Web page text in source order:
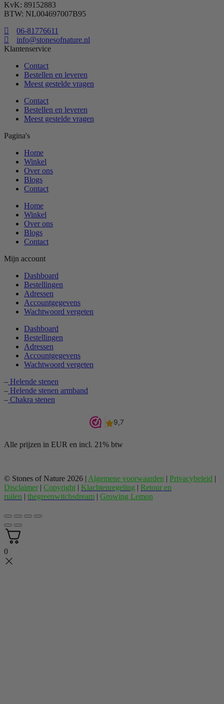
KvK: 89152883
BTW: NL004697007B95
06-81776611
info@stonesofnature.nl
Klantenservice
Contact
Bestellen en leveren
Meest gestelde vragen
Contact
Bestellen en leveren
Meest gestelde vragen
Pagina's
Home
Winkel
Over ons
Blogs
Contact
Home
Winkel
Over ons
Blogs
Contact
Mijn account
Dashboard
Bestellingen
Adressen
Accountgegevens
Wachtwoord vergeten
Dashboard
Bestellingen
Adressen
Accountgegevens
Wachtwoord vergeten
– Helende stenen
– Helende stenen armband
– Chakra stenen
Alle prijzen in EUR en incl. 21% btw
© Stones of Nature 2026 | Algemene voorwaarden | Privacybeleid |
Disclaimer | Copyright | Klachtenregeling | Retour en
ruilen | thegreenwitchsdream | Growing Lemon
0